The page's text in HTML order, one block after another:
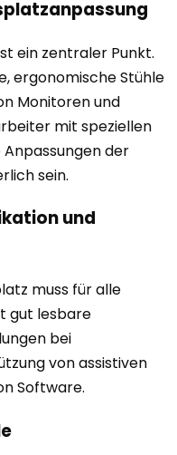
ein zentraler Punkt.
ergonomische Stühle
Monitoren und
mit speziellen
Anpassungen der
sein.
und
muss für alle
gut lesbare
bei
von assistiven
Software.